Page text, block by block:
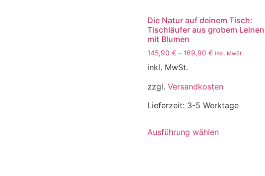
Die Natur auf deinem Tisch:
Tischläufer aus grobem Leinen
mit Blumen
145,90 € – 169,90 € inkl. MwSt
inkl. MwSt.
zzgl. Versandkosten
Lieferzeit: 3-5 Werktage
Ausführung wählen